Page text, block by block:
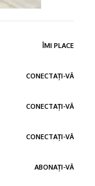
ÎMI PLACE
CONECTAȚI-VĂ
CONECTAȚI-VĂ
CONECTAȚI-VĂ
ABONAȚI-VĂ